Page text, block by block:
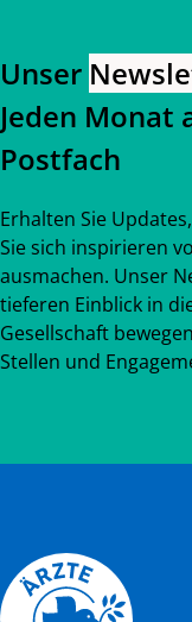
Unser
Jeden Monat
Postfach
Erhalten Sie
Sie sich inspirieren
ausmachen. Unser
tieferen Einblick in
Gesellschaft
Stellen und